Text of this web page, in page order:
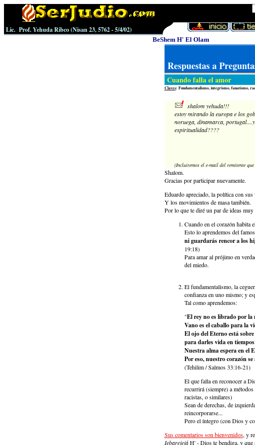
Lic. Prof. Yehuda Ribco (Nisan 23, 5762 -5/4/02)
BeShem H' El Olam
Respuestas a
Cuando falla el amor
Claves: Fundamentalismo, integrismo, fanatismo,
shalom yehuda!!!
estoy mirando la europa e los
noruega, dinamarca,
espiritualidad????
(Incluiremos el e-mail del remitente
Shalom.
Gracias por participar nuevamente.
Eduardo apreciado, la política con
Y los movimientos de masa también.
Por lo que te diré un par de ideas
Cuando en el corazón habita
Esto lo aprendemos del
ni guardarás rencor a los
19:18)
Para amar al prójimo en
del miedo.
El fundamentalismo, la
confianza en uno mismo; y
Tal como aprendemos:
"El rey no es librado por la
Vano es el caballo para la
El ojo del Eterno está
para darles vida en
Nuestra alma espera en el
Por eso, nuestro corazón
(Tehilim / Salmos 33:16-21)
El que falla en reconocer a
recurrirá (siempre) a
racistas, o similares)
Sean de derechas, de
reincorporarse...
Pero el íntegro (con Dios y
Sus comentarios son bienvenidos, y
IebarejejáH' - Dios te bendiga, y que